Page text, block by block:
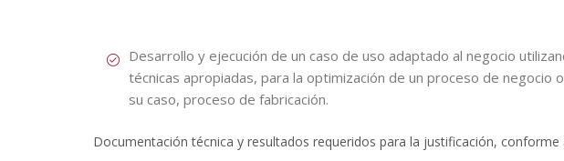
Desarrollo y ejecución de un caso de uso adaptado al negocio
técnicas apropiadas, para la optimización de un proceso de negocio
su caso, proceso de fabricación.
Documentación técnica y resultados requeridos para la justificación, conforme